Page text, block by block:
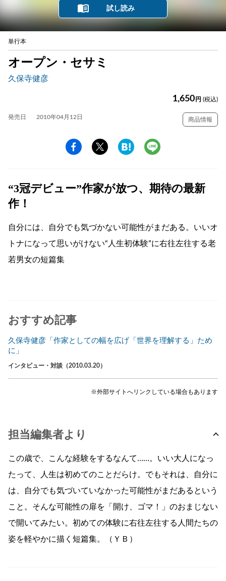
試し読み
単行本
オープン・セサミ
久保寺健彦
1,650 円 (税込)
発売日 2010年04月12日 商品情報
“3冠デビュー”作家が放つ、期待の最新
作！
自分には、自分でも気づかない可能性がまだある。いいオ
トナになって思いがけない“人生初体験”に右往左往する老
若男女の短篇集
おすすめ記事
久保寺健彦「作家としての幅を広げ「世界を理解する」ため
に」
インタビュー・対談（2010.03.20）
※外部サイトへリンクしている場合もあります
担当編集者より
この歳で、こんな経験をするなんて……。いい大人になっ
たって、人生は初めてのことだらけ。でもそれは、自分に
は、自分でも気づいていなかった可能性がまだあるという
こと。そんな可能性の扉を「開け、ゴマ！」のおまじない
で開いてみたい。初めての体験に右往左往する人間たちの
姿を軽やかに描く短篇集。（ＹＢ）